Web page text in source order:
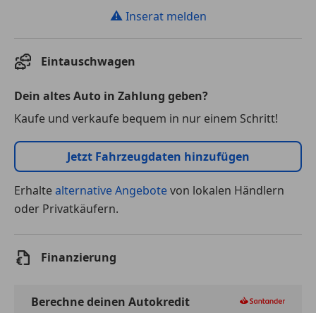
⚠ Inserat melden
Eintauschwagen
Dein altes Auto in Zahlung geben?
Kaufe und verkaufe bequem in nur einem Schritt!
Jetzt Fahrzeugdaten hinzufügen
Erhaltealternative Angebotevon lokalen Händlern
oder Privatkäufern.
Finanzierung
Berechne deinen Autokredit